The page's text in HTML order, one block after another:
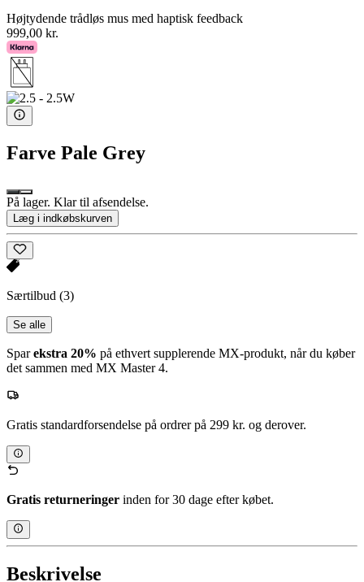
Højtydende trådløs mus med haptisk feedback
999,00 kr.
Farve Pale Grey
På lager. Klar til afsendelse.
Læg i indkøbskurven
Særtilbud (3)
Se alle
Sparekstra 20% på ethvert supplerende MX-produkt, når du køber
det sammen med MX Master 4.
Gratis standardforsendelse på ordrer på 299 kr. og derover.
Gratis returneringer inden for 30 dage efter købet.
Beskrivelse